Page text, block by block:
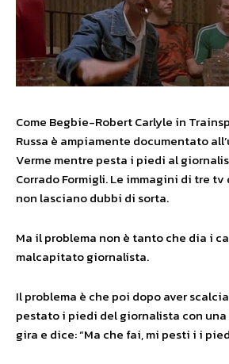
Come Begbie-Robert Carlyle in
Russa è ampiamente documentato
Verme mentre pesta i piedi al
Corrado Formigli. Le immagini di tre
non lasciano dubbi di sorta.
Ma il problema non è tanto che dia i
malcapitato giornalista.
Il problema è che poi dopo aver
pestato i piedi del giornalista con
gira e dice: “Ma che fai, mi pesti i i